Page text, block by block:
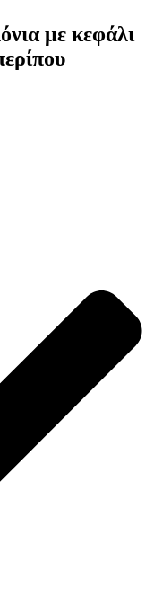
με κεφάλι